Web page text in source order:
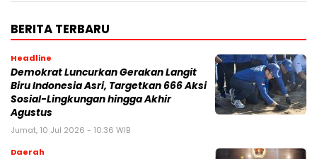
BERITA TERBARU
Headline
Demokrat Luncurkan Gerakan Langit
Biru Indonesia Asri, Targetkan 666 Aksi
Sosial-Lingkungan hingga Akhir
Agustus
Jumat, 10 Jul 2026 - 10:36 WIB
Daerah